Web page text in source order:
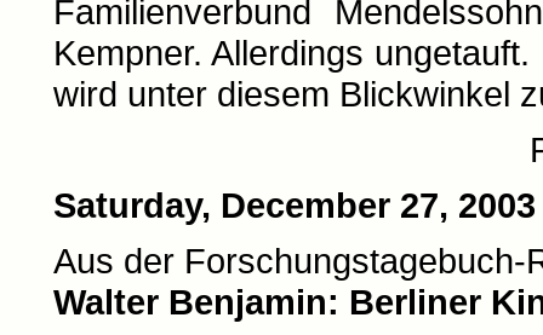
Familienverbund
Kempner. Allerdings
wird unter diesem Blickwinkel
Saturday, December 27, 2003
Aus der Forschungstagebuch-
Walter Benjamin: Berliner